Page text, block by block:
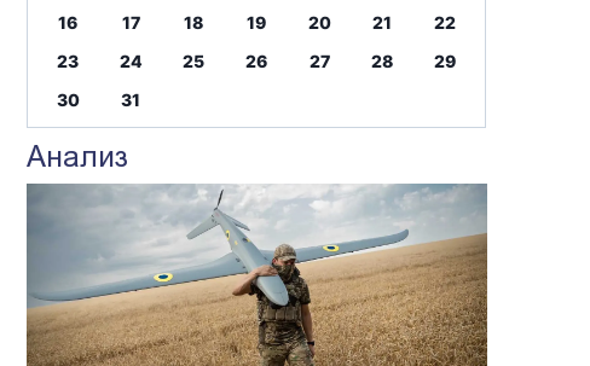
16
17 18 19 20 21
22
23
24 25 26 27 28
29
30
31
Анализ